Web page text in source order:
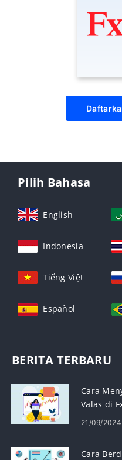
Pilih Bahasa
English
Indonesia
Tiếng Việt
Español
BERITA TERBARU
Cara
Valas di
21/09/2024
Cara